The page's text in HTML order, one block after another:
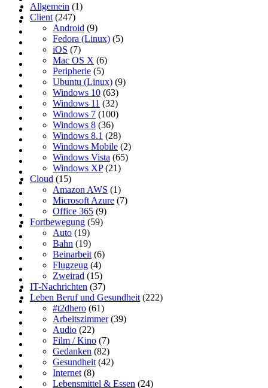
Allgemein (1)
Client (247)
Android (9)
Fedora (Linux) (5)
iOS (7)
Mac OS X (6)
Peripherie (5)
Ubuntu (Linux) (9)
Windows 10 (63)
Windows 11 (32)
Windows 7 (100)
Windows 8 (36)
Windows 8.1 (28)
Windows Mobile (2)
Windows Vista (65)
Windows XP(21)
Cloud (15)
Amazon AWS (1)
Microsoft Azure (7)
Office 365 (9)
Fortbewegung (59)
Auto (19)
Bahn (19)
Beinarbeit (6)
Flugzeug (4)
Zweirad (15)
IT-Nachrichten (37)
Leben Beruf und Gesundheit (222)
#t2dhero (61)
Arbeitszimmer(39)
Audio (22)
Film / Kino (7)
Gedanken (82)
Gesundheit (42)
Internet (8)
Lebensmittel & Essen (24)